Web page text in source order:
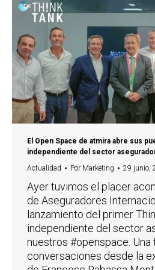
El Open Space de atmira abre sus
independiente del sector
Actualidad
Por Marketing 29 junio,
Ayer tuvimos el placer
de Aseguradores
lanzamiento del primer
independiente del sector
nuestros #openspace. Una
conversaciones desde la